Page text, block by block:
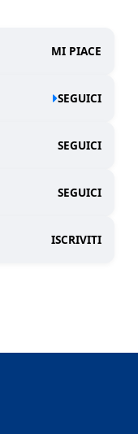
MI PIACE
SEGUICI
SEGUICI
SEGUICI
ISCRIVITI